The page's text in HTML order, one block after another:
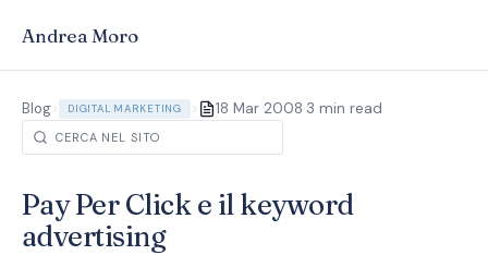
Andrea Moro
Blog> DIGITAL MARKETING > 18 Mar 2008·3 min read
Pay Per Click e il keyword
advertising